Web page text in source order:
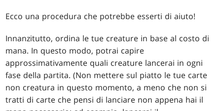
Ecco una procedura che potrebbe esserti di aiuto!
Innanzitutto, ordina le tue creature in base al costo di
mana. In questo modo, potrai capire
approssimativamente quali creature lancerai in ogni
fase della partita. (Non mettere sul piatto le tue carte
non creatura in questo momento, a meno che non si
tratti di carte che pensi di lanciare non appena hai il